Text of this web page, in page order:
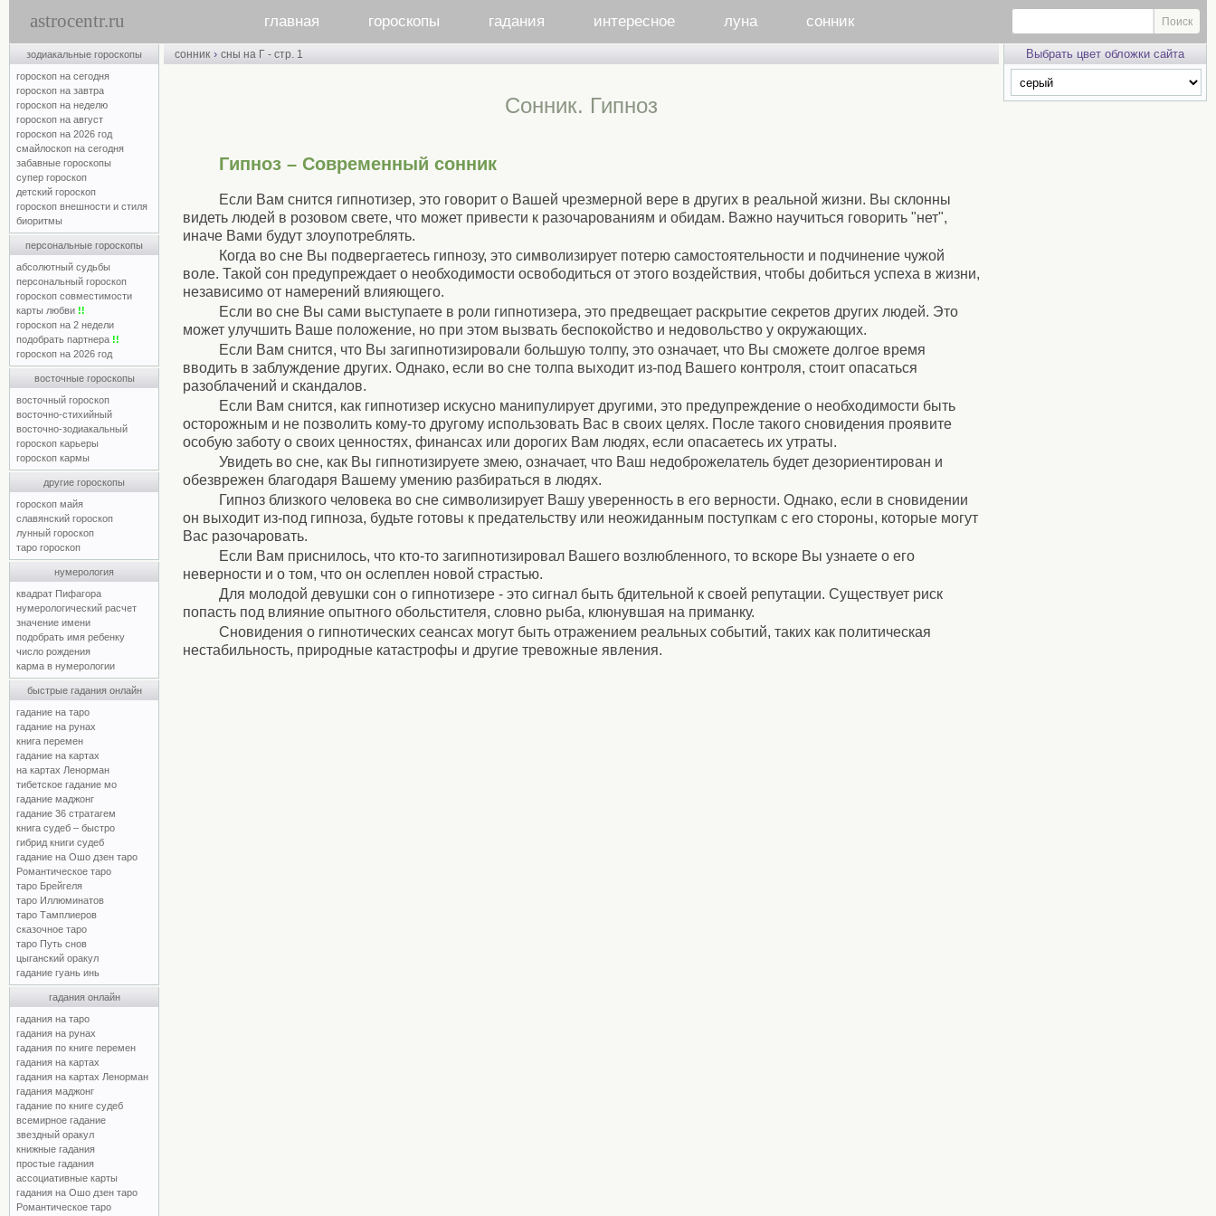
astrocentr.ru главная гороскопы гадания интересное луна сонник
зодиакальные гороскопы
гороскоп на сегодня
гороскоп на завтра
гороскоп на неделю
гороскоп на август
гороскоп на 2026 год
смайлоскоп на сегодня
забавные гороскопы
супер гороскоп
детский гороскоп
гороскоп внешности и стиля
биоритмы
персональные гороскопы
абсолютный судьбы
персональный гороскоп
гороскоп совместимости
карты любви !!
гороскоп на 2 недели
подобрать партнера !!
гороскоп на 2026 год
восточные гороскопы
восточный гороскоп
восточно-стихийный
восточно-зодиакальный
гороскоп карьеры
гороскоп кармы
другие гороскопы
гороскоп майя
славянский гороскоп
лунный гороскоп
таро гороскоп
нумерология
квадрат Пифагора
нумерологический расчет
значение имени
подобрать имя ребенку
число рождения
карма в нумерологии
быстрые гадания онлайн
гадание на таро
гадание на рунах
книга перемен
гадание на картах
на картах Ленорман
тибетское гадание мо
гадание маджонг
гадание 36 стратагем
книга судеб – быстро
гибрид книги судеб
гадание на Ошо дзен таро
Романтическое таро
таро Брейгеля
таро Иллюминатов
таро Тамплиеров
сказочное таро
таро Путь снов
цыганский оракул
гадание гуань инь
гадания онлайн
гадания на таро
гадания на рунах
гадания по книге перемен
гадания на картах
гадания на картах Ленорман
гадания маджонг
гадание по книге судеб
всемирное гадание
звездный оракул
книжные гадания
простые гадания
ассоциативные карты
гадания на Ошо дзен таро
Романтическое таро
сонник › сны на Г - стр. 1
Cонник. Гипноз
Гипноз – Современный сонник
Если Вам снится гипнотизер, это говорит о Вашей чрезмерной вере в других в реальной жизни. Вы склонны
видеть людей в розовом свете, что может привести к разочарованиям и обидам. Важно научиться говорить "нет",
иначе Вами будут злоупотреблять.
Когда во сне Вы подвергаетесь гипнозу, это символизирует потерю самостоятельности и подчинение чужой
воле. Такой сон предупреждает о необходимости освободиться от этого воздействия, чтобы добиться успеха в жизни,
независимо от намерений влияющего.
Если во сне Вы сами выступаете в роли гипнотизера, это предвещает раскрытие секретов других людей. Это
может улучшить Ваше положение, но при этом вызвать беспокойство и недовольство у окружающих.
Если Вам снится, что Вы загипнотизировали большую толпу, это означает, что Вы сможете долгое время
вводить в заблуждение других. Однако, если во сне толпа выходит из-под Вашего контроля, стоит опасаться
разоблачений и скандалов.
Если Вам снится, как гипнотизер искусно манипулирует другими, это предупреждение о необходимости быть
осторожным и не позволить кому-то другому использовать Вас в своих целях. После такого сновидения проявите
особую заботу о своих ценностях, финансах или дорогих Вам людях, если опасаетесь их утраты.
Увидеть во сне, как Вы гипнотизируете змею, означает, что Ваш недоброжелатель будет дезориентирован и
обезврежен благодаря Вашему умению разбираться в людях.
Гипноз близкого человека во сне символизирует Вашу уверенность в его верности. Однако, если в сновидении
он выходит из-под гипноза, будьте готовы к предательству или неожиданным поступкам с его стороны, которые могут
Вас разочаровать.
Если Вам приснилось, что кто-то загипнотизировал Вашего возлюбленного, то вскоре Вы узнаете о его
неверности и о том, что он ослеплен новой страстью.
Для молодой девушки сон о гипнотизере - это сигнал быть бдительной к своей репутации. Существует риск
попасть под влияние опытного обольстителя, словно рыба, клюнувшая на приманку.
Сновидения о гипнотических сеансах могут быть отражением реальных событий, таких как политическая
нестабильность, природные катастрофы и другие тревожные явления.
Выбрать цвет обложки сайта